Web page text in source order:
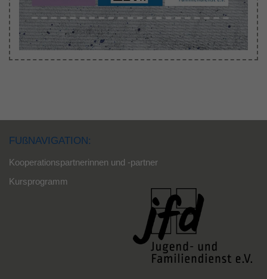
FUßNAVIGATION:
Kooperationspartnerinnen und -partner
Kursprogramm